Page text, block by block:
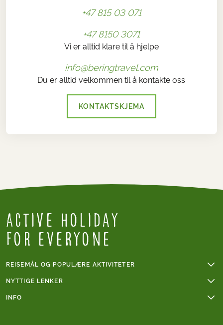
+47 815 03 071
+47 8150 3071
Vi er alltid klare til å hjelpe
info@beringtravel.com
Du er alltid velkommen til å kontakte oss
KONTAKTSKJEMA
Active Holiday
for everyone
REISEMÅL OG POPULÆRE AKTIVITETER
Fotturer
Sykkelferie i Frankrike
NYTTIGE LENKER
Online betaling
INFO